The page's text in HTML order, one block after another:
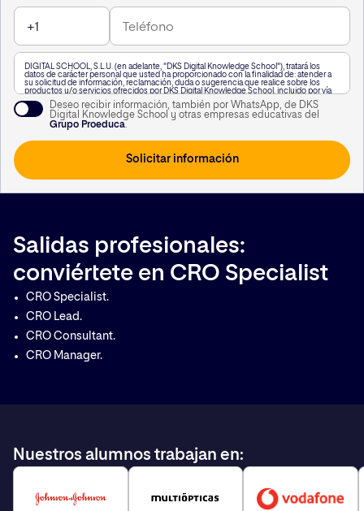
experimentación.
IA aplicada a la creación, configuración y optimización
de experimentos.
DIGITAL SCHOOL, S.L.U. (en adelante, "DKS Digital Knowledge School"), tratará los
datos de carácter personal que usted ha proporcionado con la finalidad de: atender a
su solicitud de información, reclamación, duda o sugerencia que realice sobre los
productos y/o servicios ofrecidos por DKS Digital Knowledge School, incluido por vía
telefónica, o a través de WhatsApp,, así como para mantenerle informado de nuestra
actividad.
A su vez, le informamos que vamos a realizar un perfilado de sus datos de carácter
personal para poderle enviar información personalizada en función de sus intereses.
Puede consultar información adicional haciendo clicaquí.
Usted podrá revocar el consentimiento otorgado, así como ejercitar los derechos
reconocidos en los artículos 15 a 22 del Reglamento (UE) 2016/679, mediante solicitud
dirección de correo electrónicolopd@kschool.com, identificándose debidamente. Si
Deseo recibir información, también por WhatsApp, de DKS
Digital Knowledge School y otras empresas educativas del
Grupo Proeduca.
Salidas profesionales:
conviértete en CRO Specialist
CRO Specialist.
CRO Lead.
CRO Consultant.
CRO Manager.
Nuestros alumnos trabajan en: